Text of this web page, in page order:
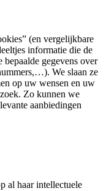
(en vergelijkbare
informatie die de
gegevens over
We slaan ze
op uw wensen en uw
Zo kunnen we
aanbiedingen
al haar intellectuele